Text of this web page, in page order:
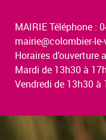
MAIRIE Téléphone :
mairie@colombier-
Horaires
Mardi de 13h30 à
Vendredi de 13h30 à